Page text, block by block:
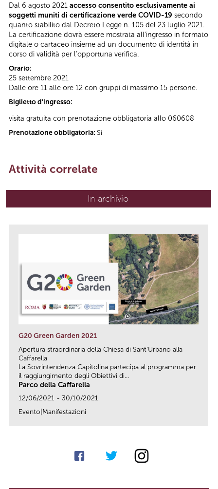
Dal 6 agosto 2021 accesso consentito esclusivamente ai
soggetti muniti di certificazione verde COVID-19 secondo
quanto stabilito dal Decreto Legge n. 105 del 23 luglio 2021.
La certificazione dovrà essere mostrata all’ingresso in formato
digitale o cartaceo insieme ad un documento di identità in
corso di validità per l’opportuna verifica.
Orario:
25 settembre 2021
Dalle ore 11 alle ore 12 con gruppi di massimo 15 persone.
Biglietto d'ingresso:
visita gratuita con prenotazione obbligatoria allo 060608
Prenotazione obbligatoria: Sì
Attività correlate
In archivio
G20 Green Garden 2021
Apertura straordinaria della Chiesa di Sant’Urbano alla
Caffarella
La Sovrintendenza Capitolina partecipa al programma per
il raggiungimento degli Obiettivi di...
Parco della Caffarella
12/06/2021 - 30/10/2021
Evento|Manifestazioni